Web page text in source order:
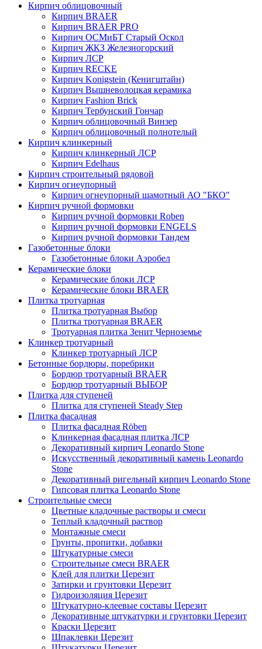
Кирпич облицовочный
Кирпич BRAER
Кирпич BRAER PRO
Кирпич ОСМиБТ Старый Оскол
Кирпич ЖКЗ Железногорский
Кирпич ЛСР
Кирпич RECKE
Кирпич Konigstein (Кенигштайн)
Кирпич Вышневолоцкая керамика
Кирпич Fashion Brick
Кирпич Тербунский Гончар
Кирпич облицовочный Винзер
Кирпич облицовочный полнотелый
Кирпич клинкерный
Кирпич клинкерный ЛСР
Кирпич Edelhaus
Кирпич строительный рядовой
Кирпич огнеупорный
Кирпич огнеупорный шамотный АО "БКО"
Кирпич ручной формовки
Кирпич ручной формовки Roben
Кирпич ручной формовки ENGELS
Кирпич ручной формовки Тандем
Газобетонные блоки
Газобетонные блоки Аэробел
Керамические блоки
Керамические блоки ЛСР
Керамические блоки BRAER
Плитка тротуарная
Плитка тротуарная Выбор
Плитка тротуарная BRAER
Тротуарная плитка Зенит Черноземье
Клинкер тротуарный
Клинкер тротуарный ЛСР
Бетонные бордюры, поребрики
Бордюр тротуарный BRAER
Бордюр тротуарный ВЫБОР
Плитка для ступеней
Плитка для ступеней Steady Step
Плитка фасадная
Плитка фасадная Röben
Клинкерная фасадная плитка ЛСР
Декоративный кирпич Leonardo Stone
Искусственный декоративный камень Leonardo
Stone
Декоративный ригельный кирпич Leonardo Stone
Гипсовая плитка Leonardo Stone
Строительные смеси
Цветные кладочные растворы и смеси
Теплый кладочный раствор
Монтажные смеси
Грунты, пропитки, добавки
Штукатурные смеси
Строительные смеси BRAER
Клей для плитки Церезит
Затирки и грунтовки Церезит
Гидроизоляция Церезит
Штукатурно-клеевые составы Церезит
Декоративные штукатурки и грунтовки Церезит
Краски Церезит
Шпаклевки Церезит